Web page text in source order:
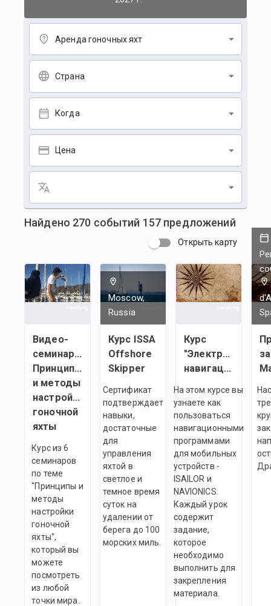
Аренда гоночных яхт
Страна
Когда
Цена
Найдено 270 событий 157 предложений
Открыть карту
Видео-
семинары:
Принципы
и методы
настройки
гоночной
яхты
Курс из 6
семинаров
по теме
"Принципы и
методы
настройки
гоночной
яхты",
который вы
можете
посмотреть
из любой
точки мира.
Moscow,
Russia
Курс ISSA
Offshore
Skipper
Сертификат
подтверждает
навыки,
достаточные
для
управления
яхтой в
светлое и
темное время
суток на
удалении от
берега до 100
морских миль.
Курс
"Электронная
навигация"
На этом курсе вы
узнаете как
пользоваться
навигационными
программами
для мобильных
устройств -
ISAILOR и
NAVIONICS.
Каждый урок
содержит
задание,
которое
необходимо
выполнить для
закрепления
материала.